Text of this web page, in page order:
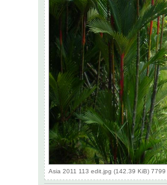
Asia 2011 113 edit.jpg (142.39 KiB)